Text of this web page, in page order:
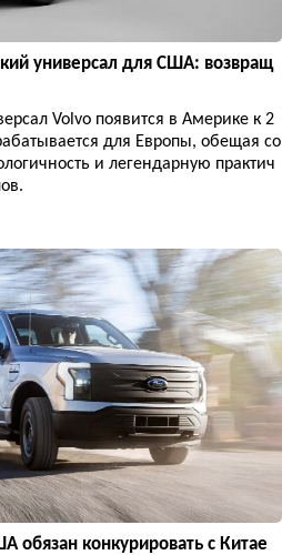
универсал для США: возвращ
Volvo появится в Америке к 2
для Европы, обещая со
и легендарную практич
обязан конкурировать с Китае